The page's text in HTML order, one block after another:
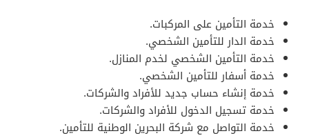
خدمة التأمين على المركبات.
خدمة الدار للتأمين الشخصي.
خدمة التأمين الشخصي لخدم المنازل.
خدمة أسفار للتأمين الشخصي.
خدمة إنشاء حساب جديد للأفراد والشركات.
خدمة تسجيل الدخول للأفراد والشركات.
خدمة التواصل مع شركة البحرين الوطنية للتأمين.